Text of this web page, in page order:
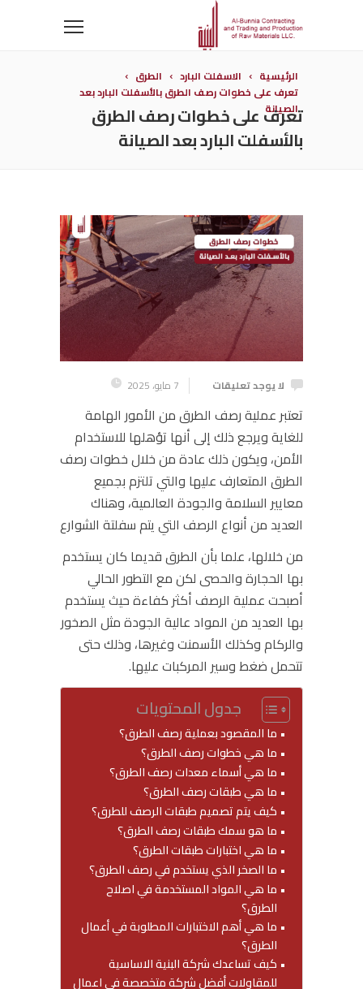
الرئيسية الاسفلت البارد
الطرق
تعرف على خطوات رصف الطرق بالأسفلت البارد بعد
الصيانة
تعرف على خطوات رصف الطرق
بالأسفلت البارد بعد الصيانة
7 مايو، 2025 لا يوجد تعليقات
تعتبر عملية رصف الطرق من الأمور الهامة
للغاية ويرجع ذلك إلى أنها تؤهلها للاستخدام
الأمن، ويكون ذلك عادة من خلال خطوات رصف
الطرق المتعارف عليها والتي تلتزم بجميع
معايير السلامة والجودة العالمية، وهناك
العديد من أنواع الرصف التي يتمسفلتة الشوارع
من خلالها، علما بأن الطرق قديما كان يستخدم
بها الحجارة والحصى لكن مع التطور الحالي
أصبحت عملية الرصف أكثر كفاءة حيث يستخدم
بها العديد من المواد عالية الجودة مثل الصخور
والركام وكذلك الأسمنت وغيرها، وذلك حتى
تتحمل ضغط وسير المركبات عليها.
جدول المحتويات
ما المقصود بعملية رصف الطرق؟
ما هي خطوات رصف الطرق؟
ما هي أسماء معدات رصف الطرق؟
ما هي طبقات رصف الطرق؟
كيف يتم تصميم طبقات الرصف للطرق؟
ما هو سمك طبقات رصف الطرق؟
ما هي اختبارات طبقات الطرق؟
ما الصخر الذي يستخدم في رصف الطرق؟
ما هي المواد المستخدمة في اصلاح
الطرق؟
ما هي أهم الاختبارات المطلوبة في أعمال
الطرق؟
كيف تساعدك شركة البنية الاساسية
للمقاولات أفضل شركة متخصصة في اعمال